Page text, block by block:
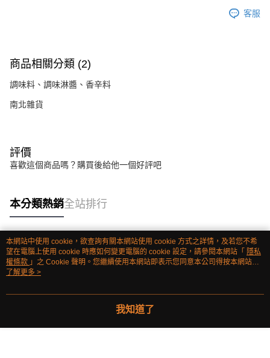
客服
商品相關分類 (2)
調味料、調味淋醬、香辛料
南北雜貨
評價
喜歡這個商品嗎？購買後給他一個好評吧
本分類熱銷全站排行
熱門標籤
本網站中使用 cookie，欲查詢有關本網站使用 cookie 方式之詳情，及若您不希
望在電腦上使用 cookie 時應如何變更電腦的 cookie 設定，請參閱本網站「 隱私
權條款 」之 Cookie 聲明。您繼續使用本網站即表示您同意本公司得按本網站使
用條款之 Cookie 聲明使用 cookie。
了解更多 >
我知道了